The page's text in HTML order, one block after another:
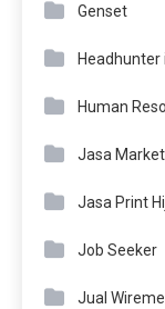
Genset
Headhunter
Human
Jasa
Jasa Print
Job Seeker
Jual